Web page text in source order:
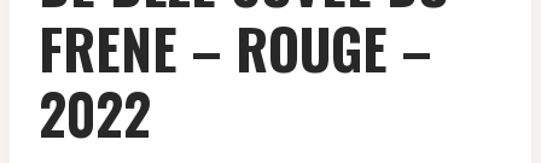
FRENE – ROUGE –
2022